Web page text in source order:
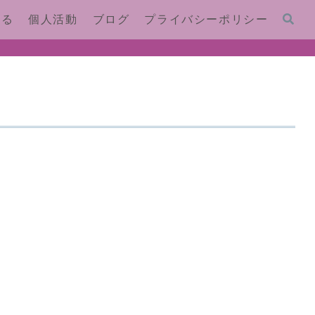
個人活動 ブログ プライバシーポリシー